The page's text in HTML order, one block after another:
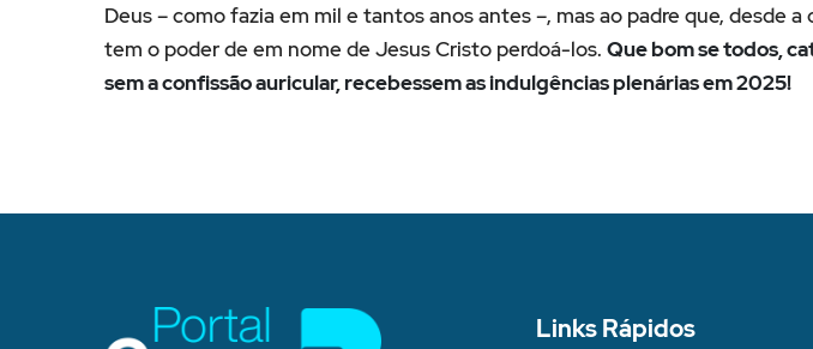
Deus – como fazia em mil e tantos anos antes –, mas ao padre que, desde a
tem o poder de em nome de Jesus Cristo perdoá-los. Que bom se todos,
sem a confissão auricular, recebessem as indulgências plenárias em 2025!
Links Rápidos